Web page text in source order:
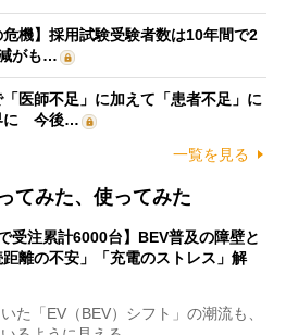
危機】採用試験受験者数は10年間で2
がも…
「医師不足」に加えて「患者不足」に
に 今後…
一覧を見る
てみた、使ってみた
受注累計6000台】BEV普及の障壁と
離の不安」「充電のストレス」解
た「EV（BEV）シフト」の潮流も、